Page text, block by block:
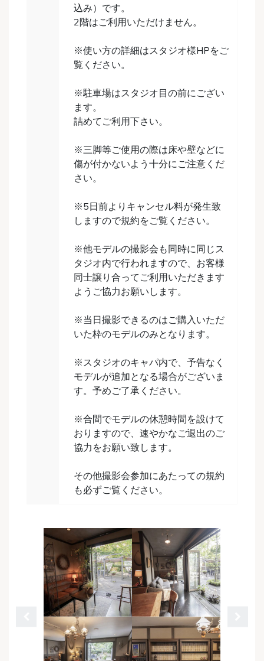
込み）です。
2階はご利用いただけません。
※使い方の詳細はスタジオ様HPをご
覧ください。
※駐車場はスタジオ目の前にござい
ます。
詰めてご利用下さい。
※三脚等ご使用の際は床や壁などに
傷が付かないよう十分にご注意くだ
さい。
※5日前よりキャンセル料が発生致
しますので規約をご覧ください。
※他モデルの撮影会も同時に同じス
タジオ内で行われますので、お客様
同士譲り合ってご利用いただきます
ようご協力お願いします。
※当日撮影できるのはご購入いただ
いた枠のモデルのみとなります。
※スタジオのキャパ内で、予告なく
モデルが追加となる場合がございま
す。予めご了承ください。
※合間でモデルの休憩時間を設けて
おりますので、速やかなご退出のご
協力をお願い致します。
その他撮影会参加にあたっての規約
も必ずご覧ください。